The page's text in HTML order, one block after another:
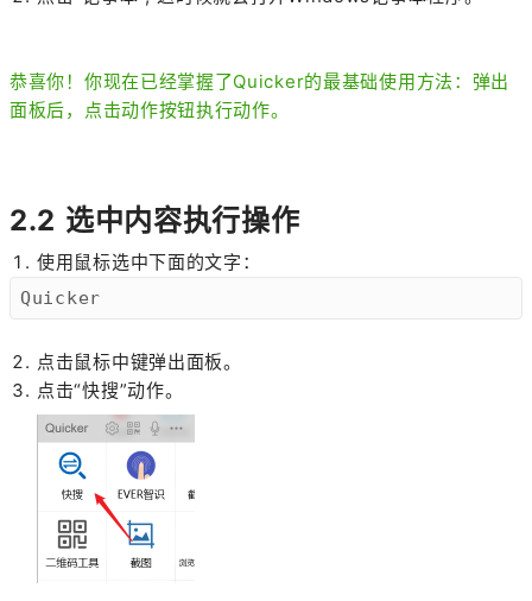
恭喜你！你现在已经掌握了Quicker的最基础使用方法：弹出
面板后，点击动作按钮执行动作。
2.2 选中内容执行操作
使用鼠标选中下面的文字：
Quicker
点击鼠标中键弹出面板。
点击“快搜”动作。